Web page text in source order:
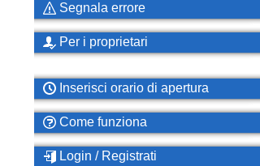
Segnala errore
Per i proprietari
Inserisci orario di apertura
Come funziona
Login / Registrati